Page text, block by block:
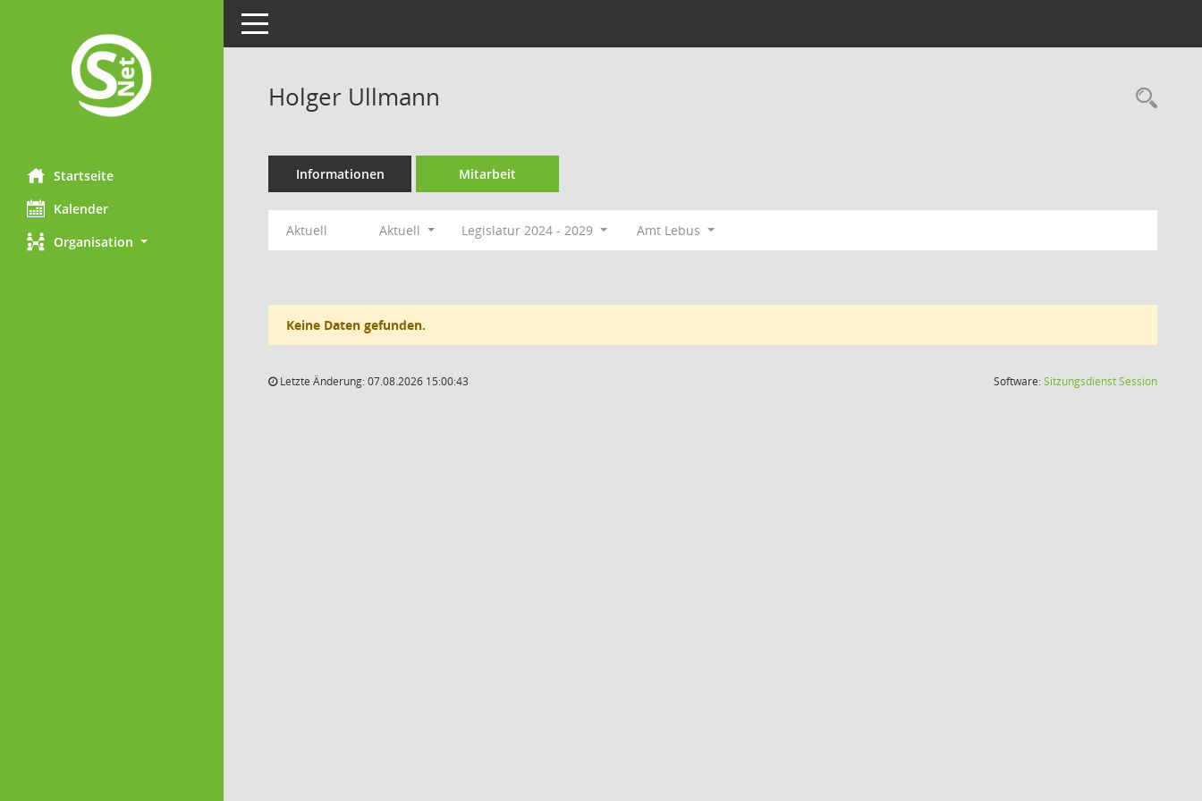
Startseite
Kalender
Organisation
Toggle navigation
Holger Ullmann
Informationen Mitarbeit
Aktuell Aktuell Legislatur 2024 - 2029 Amt Lebus
Keine Daten gefunden.
Letzte Änderung: 07.08.2026 15:00:43 Software:SitzungsdienstSession(Wird in